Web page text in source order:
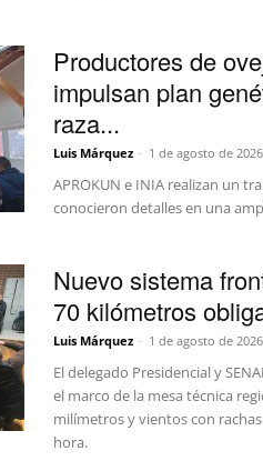
Productores de
impulsan plan
raza...
Luis Márquez - 1 de agosto de 2026
APROKUN e INIA realizan un
conocieron detalles en una
Nuevo sistema
70 kilómetros
Luis Márquez - 1 de agosto de 2026
El delegado Presidencial y
el marco de la mesa técnica
milímetros y vientos con
hora.